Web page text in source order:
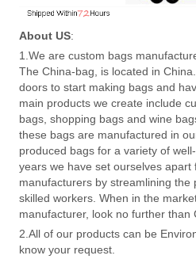
About US:
1.We are custom bags
The China-bag, is located in
doors to start making bags and
main products we create include
bags, shopping bags and wine
these bags are manufactured in
produced bags for a variety of
years we have set ourselves apart
manufacturers by streamlining the
skilled workers. When in the
manufacturer, look no further than
2.All of our products can be
know your request.